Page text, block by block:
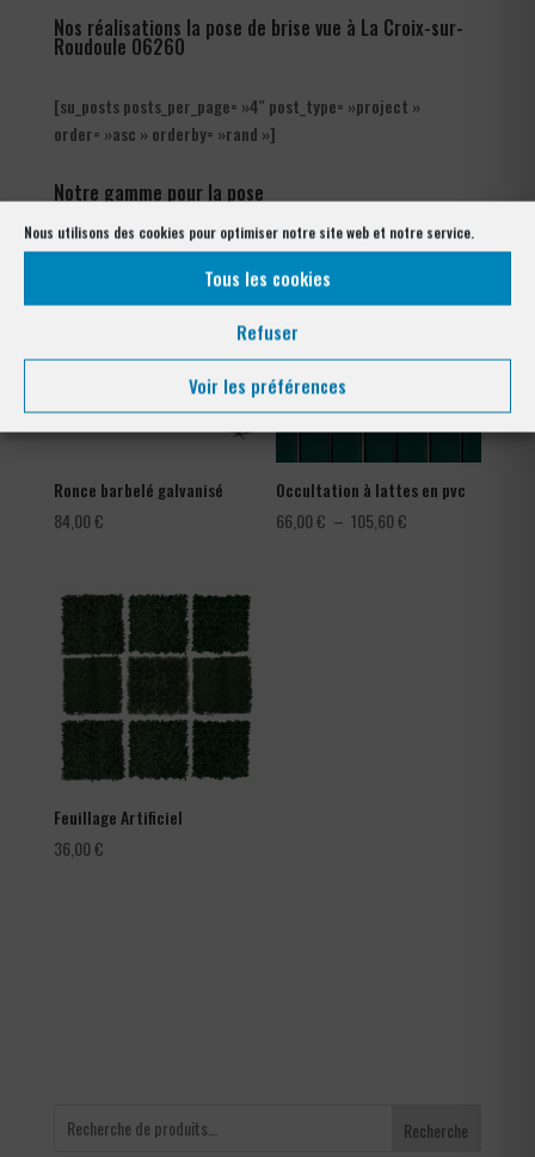
Nous utilisons des cookies pour optimiser notre site web et notre service.
Tous les cookies
Refuser
Voir les préférences
Nos réalisations la pose de brise vue à La Croix-sur-
Roudoule 06260
[su_posts posts_per_page= »4″ post_type= »project »
order= »asc » orderby= »rand »]
Notre gamme pour la pose
à La Croix-sur-Roudoule 06260
Ronce barbelé galvanisé
84,00€
Occultation à lattes en pvc
66,00€ – 105,60€
Feuillage Artificiel
36,00€
Recherche